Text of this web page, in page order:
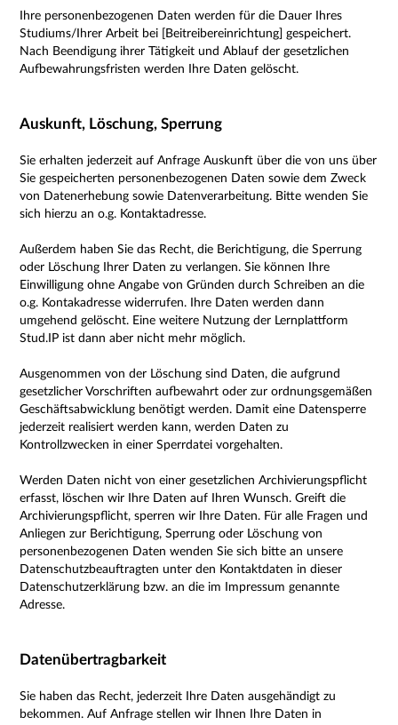
Ihre personenbezogenen Daten werden für die Dauer Ihres
Studiums/Ihrer Arbeit bei [Beitreibereinrichtung] gespeichert.
Nach Beendigung ihrer Tätigkeit und Ablauf der gesetzlichen
Aufbewahrungsfristen werden Ihre Daten gelöscht.
Auskunft, Löschung, Sperrung
Sie erhalten jederzeit auf Anfrage Auskunft über die von uns über
Sie gespeicherten personenbezogenen Daten sowie dem Zweck
von Datenerhebung sowie Datenverarbeitung. Bitte wenden Sie
sich hierzu an o.g. Kontaktadresse.
Außerdem haben Sie das Recht, die Berichtigung, die Sperrung
oder Löschung Ihrer Daten zu verlangen. Sie können Ihre
Einwilligung ohne Angabe von Gründen durch Schreiben an die
o.g. Kontakadresse widerrufen. Ihre Daten werden dann
umgehend gelöscht. Eine weitere Nutzung der Lernplattform
Stud.IP ist dann aber nicht mehr möglich.
Ausgenommen von der Löschung sind Daten, die aufgrund
gesetzlicher Vorschriften aufbewahrt oder zur ordnungsgemäßen
Geschäftsabwicklung benötigt werden. Damit eine Datensperre
jederzeit realisiert werden kann, werden Daten zu
Kontrollzwecken in einer Sperrdatei vorgehalten.
Werden Daten nicht von einer gesetzlichen Archivierungspflicht
erfasst, löschen wir Ihre Daten auf Ihren Wunsch. Greift die
Archivierungspflicht, sperren wir Ihre Daten. Für alle Fragen und
Anliegen zur Berichtigung, Sperrung oder Löschung von
personenbezogenen Daten wenden Sie sich bitte an unsere
Datenschutzbeauftragten unter den Kontaktdaten in dieser
Datenschutzerklärung bzw. an die im Impressum genannte
Adresse.
Datenübertragbarkeit
Sie haben das Recht, jederzeit Ihre Daten ausgehändigt zu
bekommen. Auf Anfrage stellen wir Ihnen Ihre Daten in